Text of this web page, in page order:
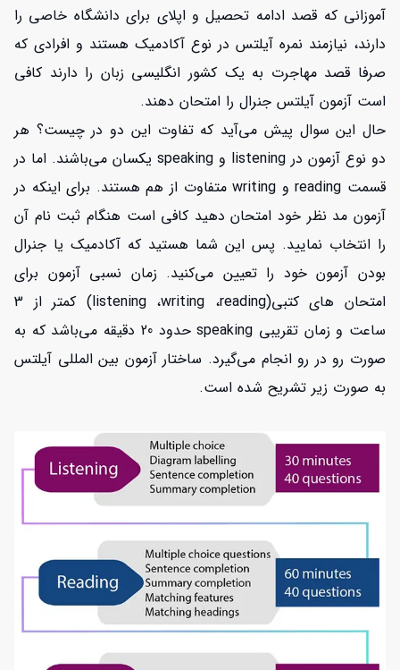
آموزانی که قصد ادامه تحصیل و اپلای برای دانشگاه خاصی را
دارند، نیازمند نمره آیلتس در نوع آکادمیک هستند و افرادی که
صرفا قصد مهاجرت به یک کشور انگلیسی زبان را دارند کافی
است آزمون آیلتس جنرال را امتحان دهند.
حال این سوال پیش می‌آید که تفاوت این دو در چیست؟ هر
دو نوع آزمون در listening و speaking یکسان می‌باشند. اما در
قسمت reading و writing متفاوت از هم هستند. برای اینکه در
آزمون مد نظر خود امتحان دهید کافی است هنگام ثبت نام آن
را انتخاب نمایید. پس این شما هستید که آکادمیک یا جنرال
بودن آزمون خود را تعیین می‌کنید. زمان نسبی آزمون برای
امتحان های کتبی(listening ،writing ،reading) کمتر از 3
ساعت و زمان تقریبی speaking حدود 20 دقیقه می‌باشد که به
صورت رو در رو انجام می‌گیرد. ساختار آزمون بین المللی آیلتس
به صورت زیر تشریح شده است.